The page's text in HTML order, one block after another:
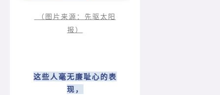
（图片来源：先驱太阳
报）
这些人毫无廉耻心的表
现，